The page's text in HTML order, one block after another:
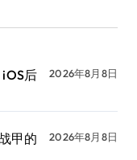
后
2026年8月8日
甲的
2026年8月8日